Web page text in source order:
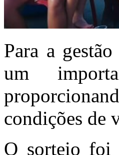
Para a
um
condições de
O sorteio foi